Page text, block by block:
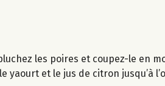
les poires et coupez-le en
yaourt et le jus de citron jusqu’à